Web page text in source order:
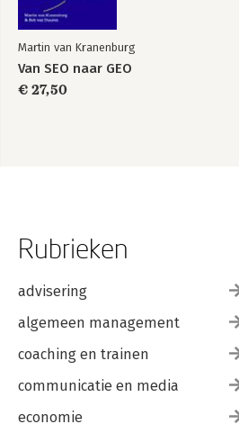
Martin van Kranenburg
Van SEO naar GEO
€ 27,50
Rubrieken
advisering
algemeen management
coaching en trainen
communicatie en media
economie